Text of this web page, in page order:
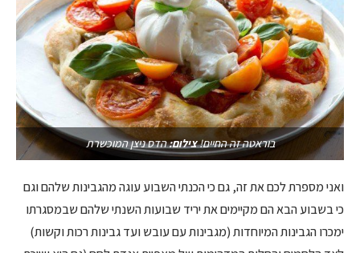
בוראטה זה החיים!צילום:הדס ניצן המוכשרת
ואני מספרת לכם את זה, גם כי הכנתי השבוע עוגה מהגבינות שלהם וגם
כי בשבוע הבא הם מקיימים את יריד שבועות השנתי שלהם שבמסגרתו
ימכרו הגבינות המיוחדות (מגבינות עם עובש ועד גבינות רכות וקשות)